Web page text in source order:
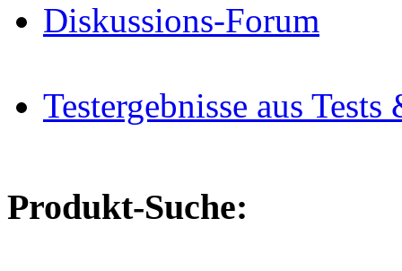
Diskussions-Forum
Testergebnisse aus
Produkt-Suche: